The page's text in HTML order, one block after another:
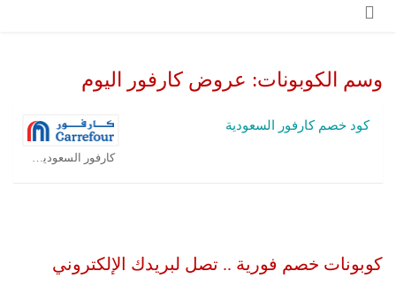
وسم الكوبونات: عروض كارفور اليوم
كود خصم كارفور السعودية
كوبونات خصم فورية .. تصل لبريدك الإلكتروني